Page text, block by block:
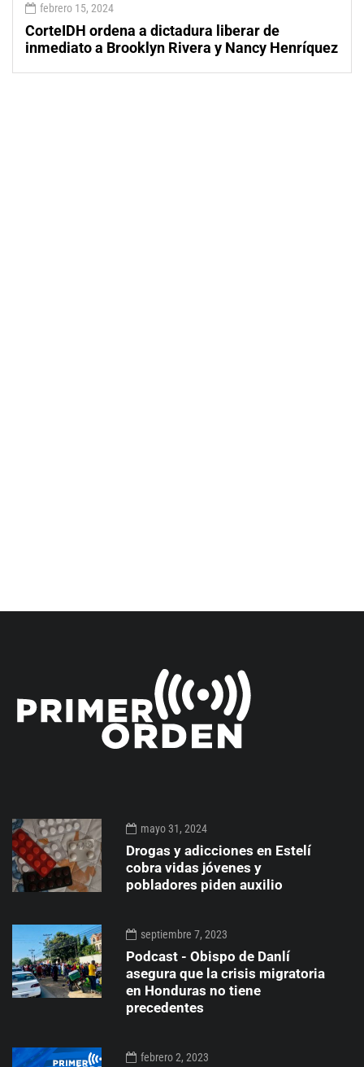
febrero 15, 2024
CorteIDH ordena a dictadura liberar de
inmediato a Brooklyn Rivera y Nancy Henríquez
mayo 31, 2024
Drogas y adicciones en Estelí
cobra vidas jóvenes y
pobladores piden auxilio
septiembre 7, 2023
Podcast - Obispo de Danlí
asegura que la crisis migratoria
en Honduras no tiene
precedentes
febrero 2, 2023